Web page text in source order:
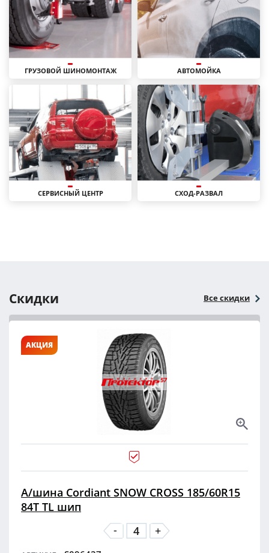
ГРУЗОВОЙ ШИНОМОНТАЖ АВТОМОЙКА
СЕРВИСНЫЙ ЦЕНТР СХОД-РАЗВАЛ
Скидки Все скидки
АКЦИЯ
А/шина Cordiant SNOW CROSS 185/60R15
84T TL шип
-
+